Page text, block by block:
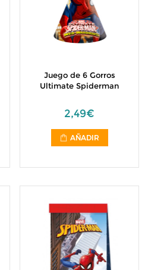
Juego de 6 Gorros
Ultimate Spiderman
2,49€
AÑADIR